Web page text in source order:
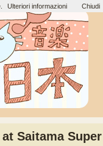
Saitama Super
Ulteriori informazioni Chiudi